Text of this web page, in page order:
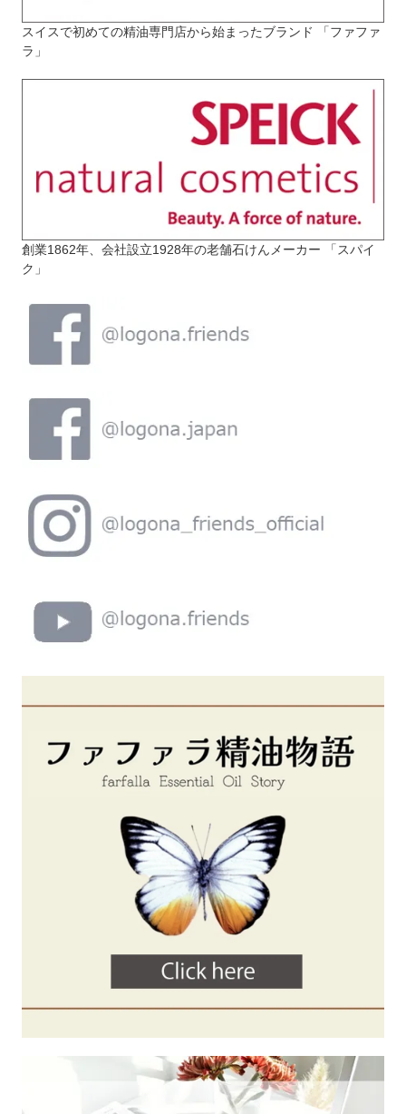
スイスで初めての精油専門店から始まったブランド 「ファファ
ラ」
創業1862年、会社設立1928年の老舗石けんメーカー 「スパイ
ク」